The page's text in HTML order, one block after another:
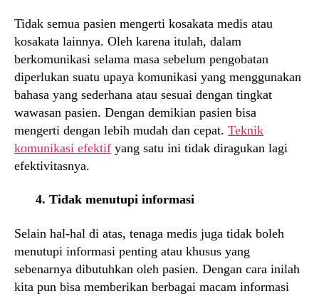
Tidak semua pasien mengerti kosakata medis atau
kosakata lainnya. Oleh karena itulah, dalam
berkomunikasi selama masa sebelum pengobatan
diperlukan suatu upaya komunikasi yang menggunakan
bahasa yang sederhana atau sesuai dengan tingkat
wawasan pasien. Dengan demikian pasien bisa
mengerti dengan lebih mudah dan cepat. Teknik
komunikasi efektif yang satu ini tidak diragukan lagi
efektivitasnya.
4. Tidak menutupi informasi
Selain hal-hal di atas, tenaga medis juga tidak boleh
menutupi informasi penting atau khusus yang
sebenarnya dibutuhkan oleh pasien. Dengan cara inilah
kita pun bisa memberikan berbagai macam informasi